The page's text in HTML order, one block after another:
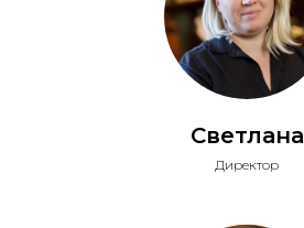
Светлана
Директор